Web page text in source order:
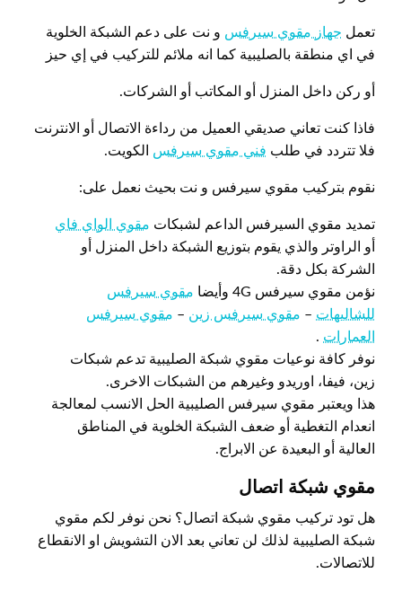
تعمل جهاز مقوي سيرفس و نت على دعم الشبكة الخلوية
في اي منطقة بالصليبية كما انه ملائم للتركيب في إي حيز
أو ركن داخل المنزل أو المكاتب أو الشركات.
فاذا كنت تعاني صديقي العميل من رداءة الاتصال أو الانترنت
فلا تتردد في طلب فني مقوي سيرفس الكويت.
نقوم بتركيب مقوي سيرفس و نت بحيث نعمل على:
تمديد مقوي السيرفس الداعم لشبكات مقوي الواي فاي
أو الراوتر والذي يقوم بتوزيع الشبكة داخل المنزل أو
الشركة بكل دقة.
نؤمن مقوي سيرفس 4G وأيضا
مقوي سيرفس
للشاليهات – مقوي سيرفس زين – مقوي سيرفس
العمارات .
نوفر كافة نوعيات مقوي شبكة الصليبية تدعم شبكات
زين، فيفا، اوريدو وغيرهم من الشبكات الاخرى.
هذا ويعتبر مقوي سيرفس الصليبية الحل الانسب لمعالجة
انعدام التغطية أو ضعف الشبكة الخلوية في المناطق
العالية أو البعيدة عن الابراج.
مقوي شبكة اتصال
هل تود تركيب مقوي شبكة اتصال؟ نحن نوفر لكم مقوي
شبكة الصليبية لذلك لن تعاني بعد الان التشويش او الانقطاع
للاتصالات.